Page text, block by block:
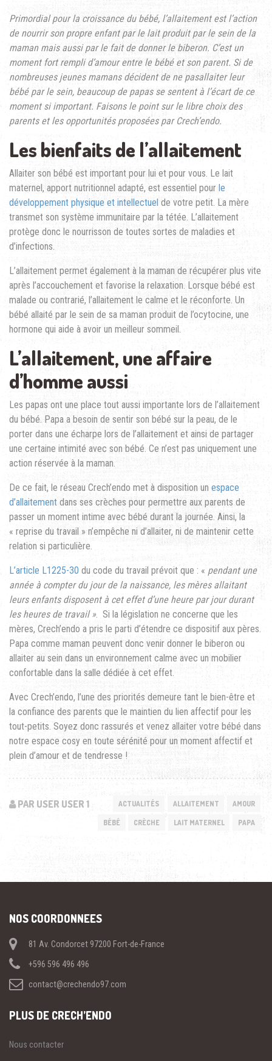
Primordial pour la croissance du bébé, l’allaitement est l’action
de nourrir son propre enfant par le lait produit par le sein de la
maman mais aussi par le fait de donner le biberon. C’est un
moment fort rempli d’amour entre le bébé et son parent. Si de
nombreuses jeunes mamans décident de ne pasallaiter leur
bébé par le sein, beaucoup de papas se sentent à l’écart de ce
moment si important. Faisons le point sur le libre choix des
parents et les opportunités proposées par Crech’endo.
Les bienfaits de l’allaitement
Allaiter son bébé est important pour lui et pour vous. Le lait
maternel, apport nutritionnel adapté, est essentiel pour le
développement physique et intellectuel de votre petit. La mère
transmet son système immunitaire par la tétée. L’allaitement
protège donc le nourrisson de toutes sortes de maladies et
d’infections.
L’allaitement permet également à la maman de récupérer plus vite
après l’accouchement et favorise la relaxation. Lorsque bébé est
malade ou contrarié, l’allaitement le calme et le réconforte. Un
bébé allaité par le sein de sa maman produit de l’ocytocine, une
hormone qui aide à avoir un meilleur sommeil.
L’allaitement, une affaire
d’homme aussi
Les papas ont une place tout aussi importante lors de l’allaitement
du bébé. Papa a besoin de sentir son bébé sur la peau, de le
porter dans une écharpe lors de l’allaitement et ainsi de partager
une certaine intimité avec son bébé. Ce n’est pas uniquement une
action réservée à la maman.
De ce fait, le réseau Crech’endo met à disposition un espace
d’allaitement dans ses crèches pour permettre aux parents de
passer un moment intime avec bébé durant la journée. Ainsi, la
« reprise du travail » n’empêche ni d’allaiter, ni de maintenir cette
relation si particulière.
L’article L1225-30 du code du travail prévoit que : « pendant une
année à compter du jour de la naissance, les mères allaitant
leurs enfants disposent à cet effet d’une heure par jour durant
les heures de travail ». Si la législation ne concerne que les
mères, Crech’endo a pris le parti d’étendre ce dispositif aux pères.
Papa comme maman peuvent donc venir donner le biberon ou
allaiter au sein dans un environnement calme avec un mobilier
confortable dans la salle dédiée à cet effet.
Avec Crech’endo, l’une des priorités demeure tant le bien-être et
la confiance des parents que le maintien du lien affectif pour les
tout-petits. Soyez donc rassurés et venez allaiter votre bébé dans
notre espace cosy en toute sérénité pour un moment affectif et
plein d’amour et de tendresse !
PAR USER USER 1 ACTUALITÉS ALLAITEMENT AMOUR
BÉBÉ CRÈCHE LAIT MATERNEL PAPA
NOS COORDONNEES
81 Av. Condorcet 97200 Fort-de-France
+596 596 496 496
contact@crechendo97.com
PLUS DE CRECH’ENDO
Nous contacter